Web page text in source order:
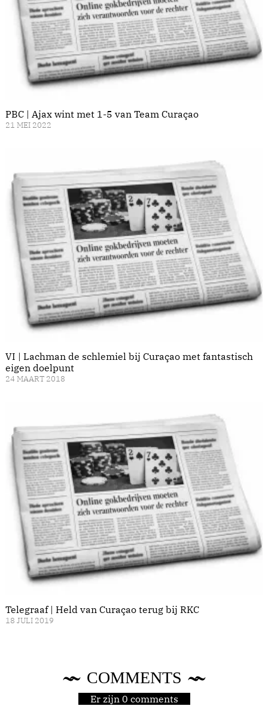
PBC | Ajax wint met 1-5 van Team Curaçao
21 MEI 2022
VI | Lachman de schlemiel bij Curaçao met fantastisch
eigen doelpunt
24 MAART 2018
Telegraaf | Held van Curaçao terug bij RKC
18 JULI 2019
COMMENTS
Er zijn 0 comments